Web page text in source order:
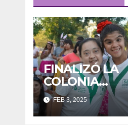
FINALIZÓ LA
COLONIA
INCLUSIVA DE
MERLO
FEB 3, 2025